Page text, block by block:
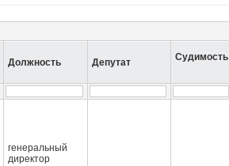
Должность Депутат Судимость
генеральный
директор